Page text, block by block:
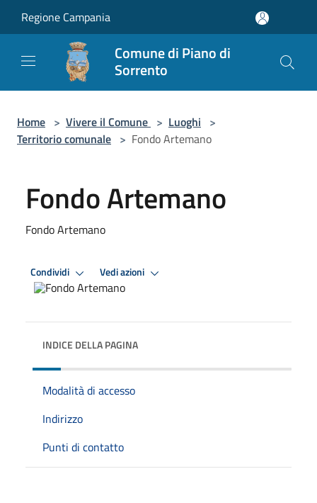
Regione Campania
Comune di Piano di
Sorrento
Home > Vivere il Comune > Luoghi >
Territorio comunale > Fondo Artemano
Fondo Artemano
Fondo Artemano
Condividi Vedi azioni
INDICE DELLA PAGINA
Modalità di accesso
Indirizzo
Punti di contatto